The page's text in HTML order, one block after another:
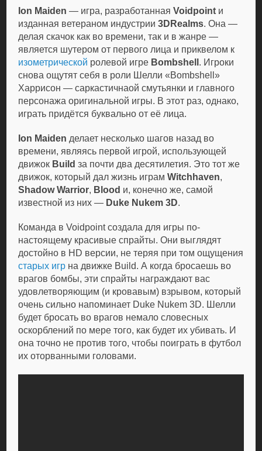
Ion Maiden — игра, разработаннаяVoidpoint и
изданная ветераном индустрии3DRealms. Она —
делая скачок как во времени, так и в жанре —
является шутером от первого лица и приквелом к
изометрической ролевой игре Bombshell . Игроки
снова ощутят себя в роли Шелли «Bombshell»
Харрисон — саркастичнаой смутьянки и главного
персонажа оригинальной игры. В этот раз, однако,
играть придётся буквально от её лица.
Ion Maiden делает несколько шагов назад во
времени, являясь первой игрой, использующей
движок Build за почти два десятилетия. Это тот же
движок, который дал жизнь играмWitchhaven,
Shadow Warrior, Blood и, конечно же, самой
известной из них — Duke Nukem 3D.
Команда в Voidpoint создала для игры по-
настоящему красивые спрайты. Они выглядят
достойно в HD версии, не теряя при том ощущения
старых игр на движке Build. А когда бросаешь во
врагов бомбы, эти спрайты награждают вас
удовлетворяющим (и кровавым) взрывом, который
очень сильно напоминает Duke Nukem 3D. Шелли
будет бросать во врагов немало словесных
оскорблений по мере того, как будет их убивать. И
она точно не против того, чтобы поиграть в футбол
их оторванными головами.